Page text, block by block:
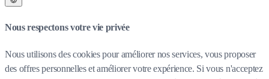
Nous respectons votre vie privée
Nous utilisons des cookies pour améliorer nos services, vous proposer
des offres personnelles et améliorer votre expérience. Si vous n'acceptez